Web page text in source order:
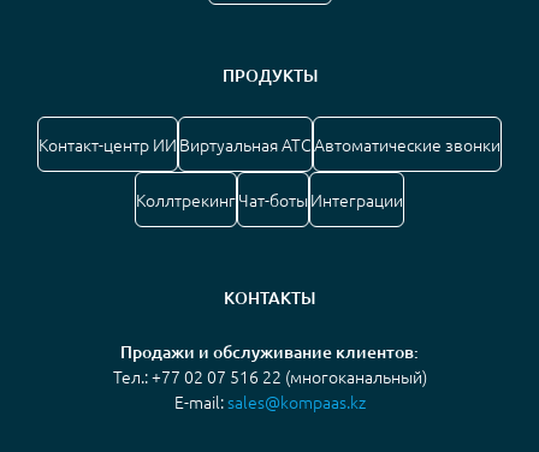
ПРОДУКТЫ
Контакт-центр ИИ Виртуальная АТСАвтоматические звонки
КоллтрекингЧат-боты Интеграции
КОНТАКТЫ
Продажи и обслуживание клиентов:
Тел.: +77 02 07 516 22 (многоканальный)
E-mail:sales@kompaas.kz